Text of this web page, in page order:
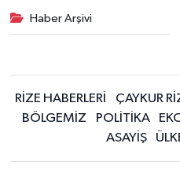
Haber Arşivi
RİZE HABERLERİ ÇAYKUR
BÖLGEMİZ
POLİTİKA
ASAYİŞ